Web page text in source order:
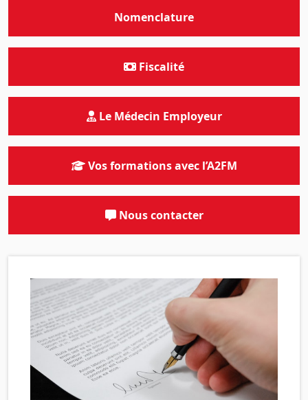
Nomenclature
Fiscalité
Le Médecin Employeur
Vos formations avec l’A2FM
Nous contacter